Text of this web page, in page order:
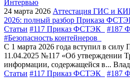
Интервью
24 марта 2026 Аттестация ГИС и
2026: полный разбор Приказа
Статьи #117 Приказ ФСТЭК #187
#Безопасность контейнеров
С 1 марта 2026 года вступил в
11.04.2025 №117 «Об утверждении
информации, содержащейся в...
Статьи #117 Приказ ФСТЭК #187